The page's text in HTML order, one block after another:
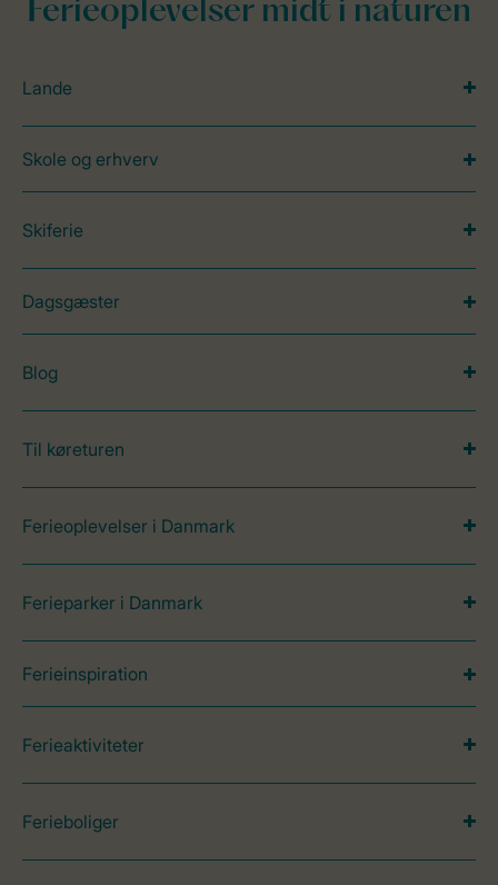
Ferieoplevelser midt i naturen
Lande
Skole og erhverv
Skiferie
Dagsgæster
Blog
Til køreturen
Ferieoplevelser i Danmark
Ferieparker i Danmark
Ferieinspiration
Ferieaktiviteter
Ferieboliger